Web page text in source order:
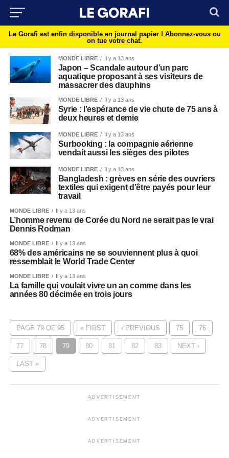
Le Gorafi est enfin disponible en journal papier ! Abonnez-vous ou
on tue votre chat.
MONDE LIBRE Il y a 13 ans
Japon – Scandale autour d’un parc
aquatique proposant à ses visiteurs de
massacrer des dauphins
MONDE LIBRE Il y a 13 ans
Syrie : l’espérance de vie chute de 75 ans à
deux heures et demie
MONDE LIBRE Il y a 13 ans
Surbooking : la compagnie aérienne
vendait aussi les sièges des pilotes
MONDE LIBRE Il y a 13 ans
Bangladesh : grèves en série des ouvriers
textiles qui exigent d’être payés pour leur
travail
MONDE LIBRE Il y a 13 ans
L’homme revenu de Corée du Nord ne serait pas le vrai
Dennis Rodman
MONDE LIBRE Il y a 13 ans
68% des américains ne se souviennent plus à quoi
ressemblait le World Trade Center
MONDE LIBRE Il y a 13 ans
La famille qui voulait vivre un an comme dans les
années 80 décimée en trois jours
PAGE 79 OF 95 « FIRST ‹ PREVIOUS 75 76
77 78 79 80 81 82 83 NEXT ›
LAST »
ADVERTISEMENT
ADVERTISEMENT
ADVERTISEMENT